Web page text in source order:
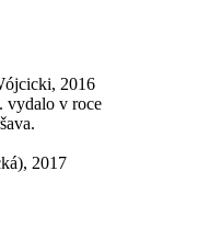
2016
vydalo v roce
2017